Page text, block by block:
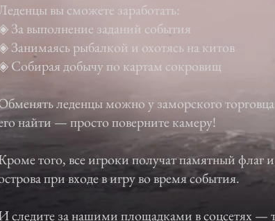
вы сможете заработать:
За выполнение заданий события
Занимаясь рыбалкой и охотясь на китов
Собирая добычу по картам сокровищ
леденцы можно у заморского
найти — просто поверните камеру!
того, все игроки получат памятный флаг
при входе в игру во время события.
следите за нашими площадками в соцсетях —